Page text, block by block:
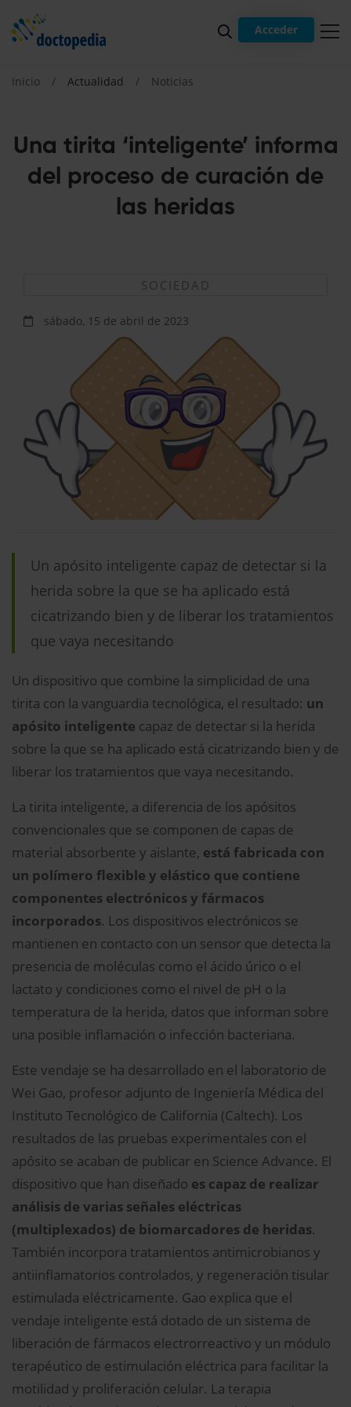
Acceder
Una tirita ‘inteligente’ informa
del proceso de curación de
las heridas
Inicio Actualidad Noticias
SOCIEDAD
sábado, 15 de abril de 2023
Un apósito inteligente capaz de detectar si la
herida sobre la que se ha aplicado está
cicatrizando bien y de liberar los tratamientos
que vaya necesitando
Un dispositivo que combine la simplicidad de una
tirita con la vanguardia tecnológica, el resultado: un
apósito inteligente capaz de detectar si la herida
sobre la que se ha aplicado está cicatrizando bien y de
liberar los tratamientos que vaya necesitando.
La tirita inteligente, a diferencia de los apósitos
convencionales que se componen de capas de
material absorbente y aislante, está fabricada con
un polímero flexible y elástico que contiene
componentes electrónicos y fármacos
incorporados. Los dispositivos electrónicos se
mantienen en contacto con un sensor que detecta la
presencia de moléculas como el ácido úrico o el
lactato y condiciones como el nivel de pH o la
temperatura de la herida, datos que informan sobre
una posible inflamación o infección bacteriana.
Este vendaje se ha desarrollado en el laboratorio de
Wei Gao, profesor adjunto de Ingeniería Médica del
Instituto Tecnológico de California (Caltech). Los
resultados de las pruebas experimentales con el
apósito se acaban de publicar en Science Advance. El
dispositivo que han diseñado es capaz de realizar
análisis de varias señales eléctricas
(multiplexados) de biomarcadores de heridas.
También incorpora tratamientos antimicrobianos y
antiinflamatorios controlados, y regeneración tisular
estimulada eléctricamente. Gao explica que el
vendaje inteligente está dotado de un sistema de
liberación de fármacos electrorreactivo y un módulo
terapéutico de estimulación eléctrica para facilitar la
motilidad y proliferación celular. La terapia